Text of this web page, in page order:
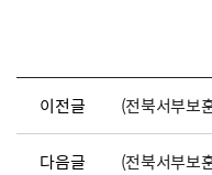
이전글
다음글